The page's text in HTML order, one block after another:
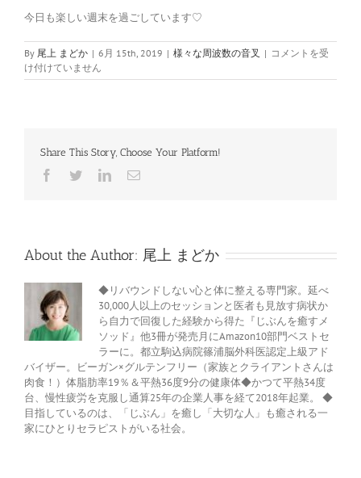
今日も楽しい週末を過ごしています♡
By 尾上 まどか | 6月 15th, 2019 | 様々な周波数の音叉 | 2.
ー
コメントを受
け付けていません
Share This Story, Choose Your Platform!
Facebook
TwitterLinkedIn
電
About the Author: 尾上 まどか
◆リバウンドしない心と体に整える専門家。延べ
30,000人以上のセッションと医者も見放す病状か
ら自力で回復した経験から得た『じぶんを癒すメ
ソッド』他3冊が発売月にAmazon10部門ベストセ
ラーに。都立駒込病院篠浦脳外科医認定上級アド
バイザー。ビーガン×グルテンフリー（家族とクライアントさんは
肉食！）体脂肪率19％＆平熱36度9分の健康体◆かつて平熱34度
台、慢性疲労を克服し通算25年の企業人事を経て2018年起業。 ◆
目指しているのは、「じぶん」を癒し「大切な人」も癒される一
家にひとりセラピストがいる社会。